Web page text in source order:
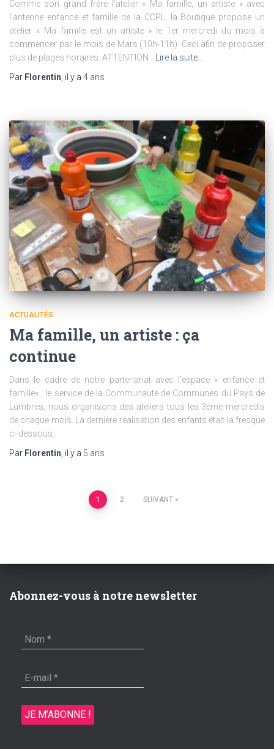
Comme son grand frère l’atelier « Ma famille, un artiste » avec
l’antenne enfance et famille de la CCPL, la Boutique propose un
atelier « Ma famille est un artiste » le 1er mercredi du mois à
commencer par le mois de Mars (10h-11h). Ceci afin de proposer
plus de plages horaires. ATTENTION :
Lire la suite…
Par Florentin , il y a 4 ans
ACTUALITÉS
Ma famille, un artiste : ça
continue
Dans le cadre de notre partenariat avec l’espace « enfance et
famille« , le service de la Communauté de Communes du Pays de
Lumbres, nous organisons des ateliers tous les 3ème mercredis
de chaque mois. La dernière réalisation des enfants était la fresque
ci-dessous.
Par Florentin , il y a 5 ans
Pagination 1 2 SUIVANT
Abonnez-vous à notre newsletter